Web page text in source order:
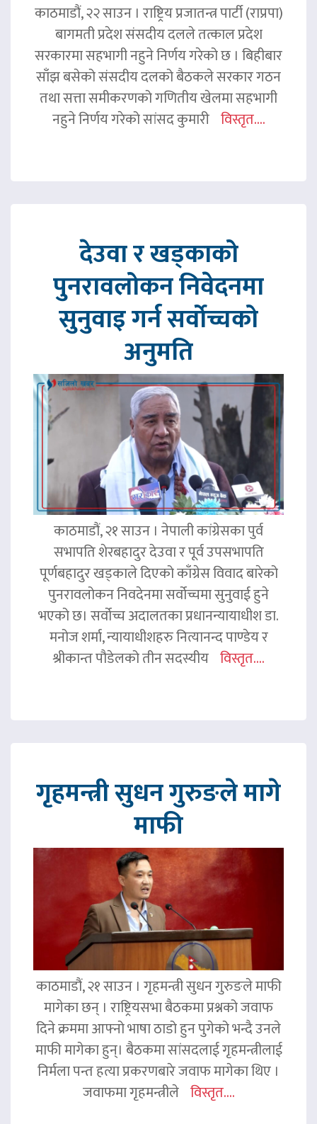
काठमाडौं, २२ साउन । राष्ट्रिय प्रजातन्त्र पार्टी (राप्रपा)
बागमती प्रदेश संसदीय दलले तत्काल प्रदेश
सरकारमा सहभागी नहुने निर्णय गरेको छ । बिहीबार
साँझ बसेको संसदीय दलको बैठकले सरकार गठन
तथा सत्ता समीकरणको गणितीय खेलमा सहभागी
नहुने निर्णय गरेको सांसद कुमारी विस्तृत....
देउवा र खड्काको
पुनरावलोकन निवेदनमा
सुनुवाइ गर्न सर्वोच्चको
अनुमति
काठमाडौं, २१ साउन । नेपाली कांग्रेसका पुर्व
सभापति शेरबहादुर देउवा र पूर्व उपसभापति
पूर्णबहादुर खड्काले दिएको काँग्रेस विवाद बारेको
पुनरावलोकन निवदेनमा सर्वोच्चमा सुनुवाई हुने
भएको छ। सर्वोच्च अदालतका प्रधानन्यायाधीश डा.
मनोज शर्मा, न्यायाधीशहरु नित्यानन्द पाण्डेय र
श्रीकान्त पौडेलको तीन सदस्यीय विस्तृत....
गृहमन्त्री सुधन गुरुङले मागे
माफी
काठमाडौं, २१ साउन । गृहमन्त्री सुधन गुरुङले माफी
मागेका छन् । राष्ट्रियसभा बैठकमा प्रश्नको जवाफ
दिने क्रममा आफ्नो भाषा ठाडो हुन पुगेको भन्दै उनले
माफी मागेका हुन्। बैठकमा सांसदलाई गृहमन्त्रीलाई
निर्मला पन्त हत्या प्रकरणबारे जवाफ मागेका थिए ।
जवाफमा गृहमन्त्रीले विस्तृत....